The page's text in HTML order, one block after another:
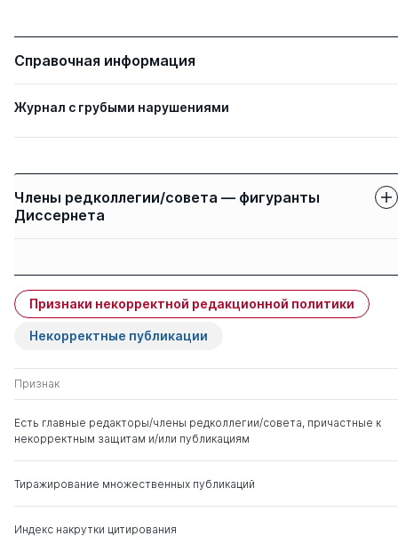
Справочная информация
Журнал с грубыми нарушениями
Члены редколлегии/совета — фигуранты
Диссернета
Мирзоев Гасан
Борисович
д. ю.н. 0 3
Попондопуло Владимир
Федорович
Гриненко Александр
Викторович
д. ю.н.
Александров Алексей
д. ю.н. 1 3
Признаки некорректной редакционной политики
Некорректные публикации
Признак
Есть главные редакторы/члены редколлегии/совета, причастные к
некорректным защитам и/или публикациям
Тиражирование множественных публикаций
Индекс накрутки цитирования